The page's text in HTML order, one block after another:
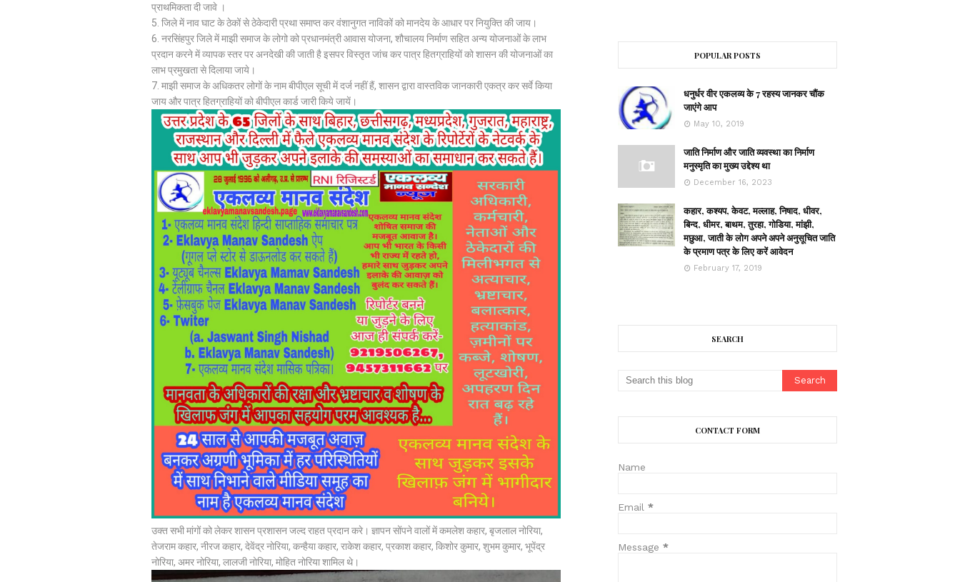
प्राथमिकता दी जावे ।
5. जिले में नाव घाट के ठेकों से ठेकेदारी प्रथा समाप्त कर वंशानुगत नाविकों को मानदेय के आधार पर नियुक्ति की जाय।
6. नरसिंहपुर जिले में माझी समाज के लोगो को प्रधानमंत्री आवास योजना, शौचालय निर्माण सहित अन्य योजनाओं के लाभ
प्रदान करने में व्यापक स्तर पर अनदेखी की जाती है इसपर विस्तृत जांच कर पात्र हितग्राहियों को शासन की योजनाओं का
लाभ प्रमुखता से दिलाया जाये।
7. माझी समाज के अधिकतर लोगों के नाम बीपीएल सूची में दर्ज नहीं हैं, शासन द्वारा वास्तविक जानकारी एकत्र कर सर्वे किया
जाय और पात्र हितग्राहियों को बीपीएल कार्ड जारी किये जायें।
उक्त सभी मांगों को लेकर शासन प्रशासन जल्द राहत प्रदान करे। ज्ञापन सोंपने वालों में कमलेश कहार, बृजलाल नोरिया,
तेजराम कहार, नीरज कहार, देवेंद्र नोरिया, कन्हैया कहार, राकेश कहार, प्रकाश कहार, किशोर कुमार, शुभम कुमार, भूपेंद्र
नोरिया, अमर नोरिया, लालजी नोरिया, मोहित नोरिया शामिल थे।
POPULAR POSTS
धनुर्धर वीर एकलव्य के 7 रहस्य जानकर चौंक
जाएंगे आप
May 10, 2019
जाति निर्माण और जाति व्यवस्था का निर्माण
मनुस्मृति का मुख्य उद्देश्य था
December 16, 2023
कहार, कश्यप, केवट, मल्लाह, निषाद, धीवर,
बिन्द, धीमर, बाथम, तुरहा, गोडिया, मांझी,
मछुआ, जाती के लोग अपने अपने अनुसूचित जाति
के प्रमाण पत्र के लिए करें आवेदन
February 17, 2019
SEARCH
CONTACT FORM
Name
Email*
Message*